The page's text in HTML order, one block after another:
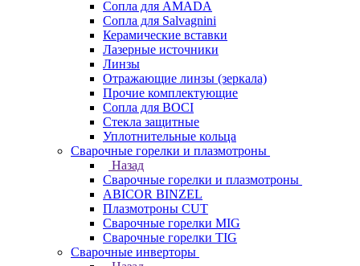
Сопла для AMADA
Сопла для Salvagnini
Керамические вставки
Лазерные источники
Линзы
Отражающие линзы (зеркала)
Прочие комплектующие
Сопла для BOCI
Стекла защитные
Уплотнительные кольца
Сварочные горелки и плазмотроны
Назад
Сварочные горелки и плазмотроны
ABICOR BINZEL
Плазмотроны CUT
Сварочные горелки MIG
Сварочные горелки TIG
Сварочные инверторы